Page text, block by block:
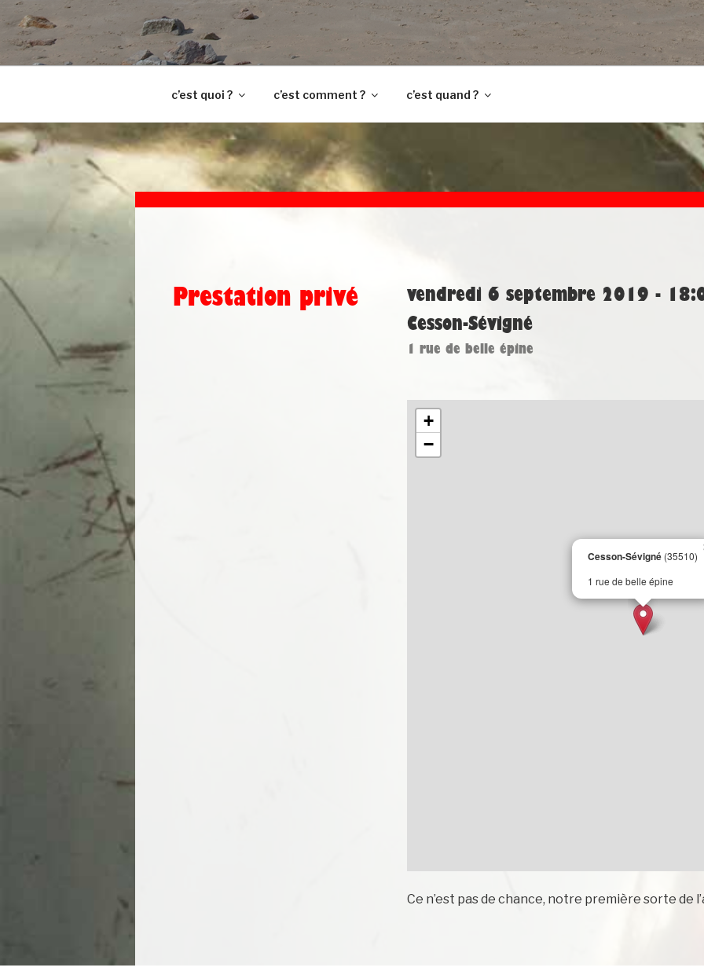
c’est quoi ? c’est comment ? c’est quand ?
Prestation privé
vendredi 6 septembre 2019 -
Cesson-Sévigné
1 rue de belle épine
Cesson-Sévigné (35510)
1 rue de belle épine
+
−
Ce n’est pas de chance, notre première sorte de